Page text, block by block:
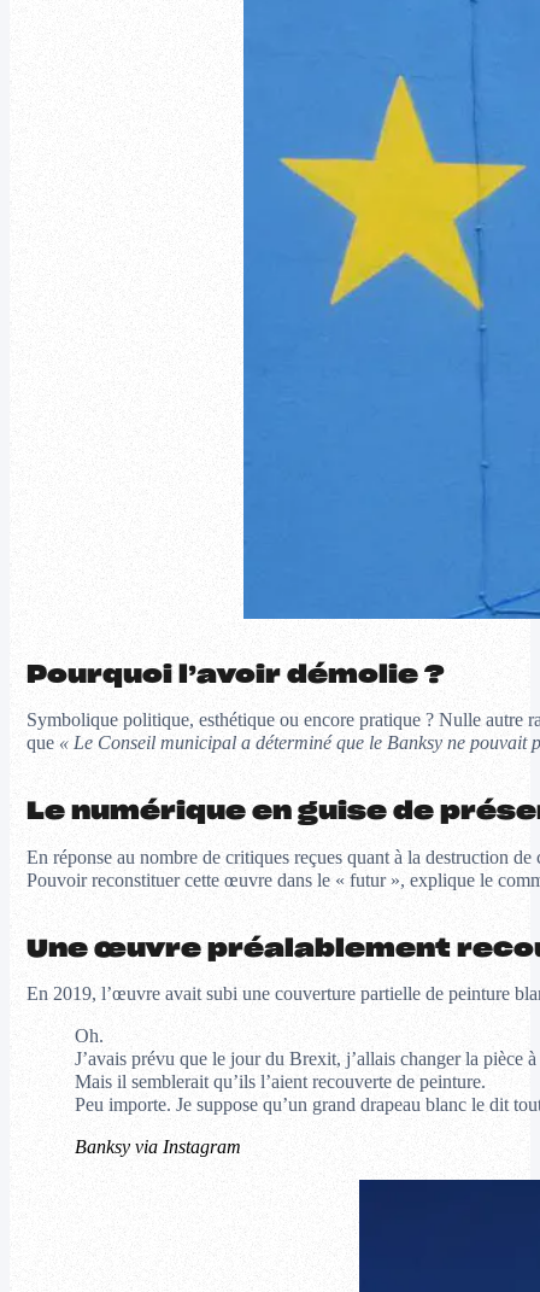
Pourquoi l’avoir démolie ?
Symbolique politique, esthétique ou encore pratique ? Nulle
que « Le Conseil municipal a déterminé que le Banksy ne pouvait
Le numérique en guise de
En réponse au nombre de critiques reçues quant à la destruction
Pouvoir reconstituer cette œuvre dans le « futur », explique le
Une œuvre préalablement
En 2019, l’œuvre avait subi une couverture partielle de peinture
Oh.
J’avais prévu que le jour du Brexit, j’allais changer la pièce
Mais il semblerait qu’ils l’aient recouverte de peinture.
Peu importe. Je suppose qu’un grand drapeau blanc le dit
Banksy via Instagram